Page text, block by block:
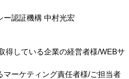
ー認証機構 中村光宏
得している企業の経営者様/WEBサ
マーケティング責任者様/ご担当者